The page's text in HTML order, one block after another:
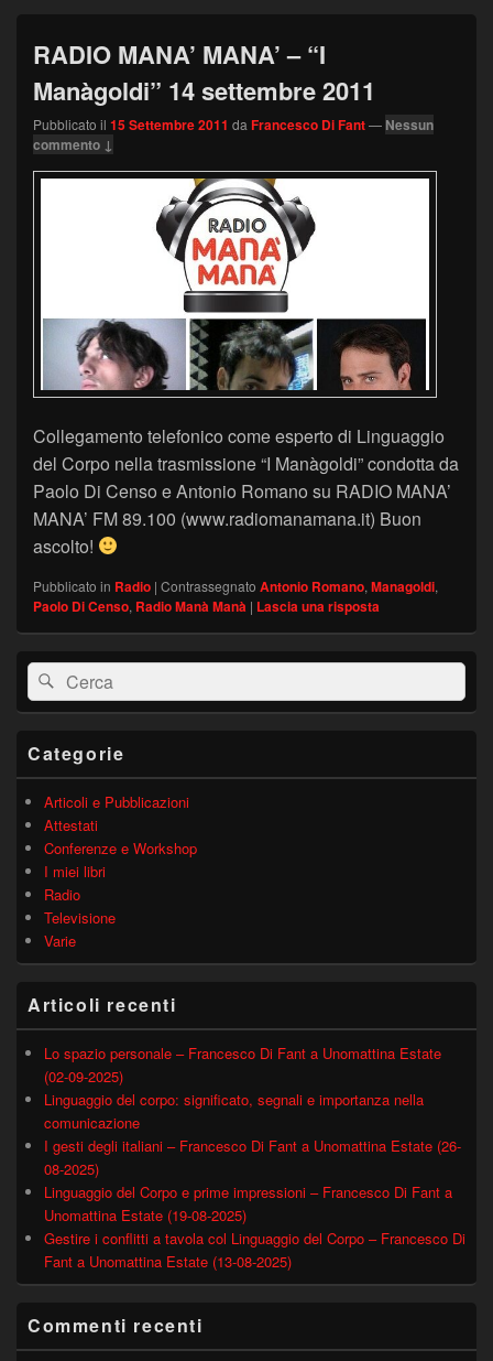
RADIO MANA’ MANA’ – “I
Manàgoldi” 14 settembre 2011
Pubblicato il 15 Settembre 2011 da Francesco Di Fant— Nessun
commento ↓
Collegamento telefonico come esperto di Linguaggio
del Corpo nella trasmissione “I Manàgoldi” condotta da
Paolo Di Censo e Antonio Romano su RADIO MANA’
MANA’ FM 89.100 (www.radiomanamana.it) Buon
ascolto!
Pubblicato in Radio | Contrassegnato Antonio Romano, Managoldi,
Paolo Di Censo, Radio Manà Manà | Lascia una risposta
Area
widget
barra
laterale
Cerca:Cerca
Categorie
Articoli e Pubblicazioni
Attestati
Conferenze e Workshop
I miei libri
Radio
Televisione
Varie
Articoli recenti
Lo spazio personale – Francesco Di Fant a Unomattina Estate
(02-09-2025)
Linguaggio del corpo: significato, segnali e importanza nella
comunicazione
I gesti degli italiani – Francesco Di Fant a Unomattina Estate (26-
08-2025)
Linguaggio del Corpo e prime impressioni – Francesco Di Fant a
Unomattina Estate (19-08-2025)
Gestire i conflitti a tavola col Linguaggio del Corpo – Francesco Di
Fant a Unomattina Estate (13-08-2025)
Commenti recenti